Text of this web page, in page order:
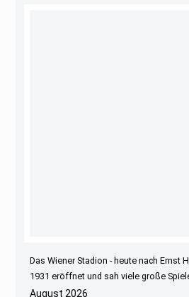
Das Wiener Stadion - heute nach Ernst
1931 eröffnet und sah viele große
August 2026